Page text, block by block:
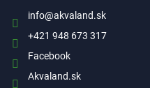
info@akvaland.sk
+421 948 673 317
Facebook
Akvaland.sk